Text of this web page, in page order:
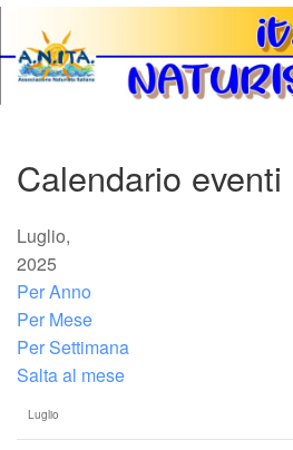
Calendario eventi
Luglio,
2025
Per Anno
Per Mese
Per Settimana
Salta al mese